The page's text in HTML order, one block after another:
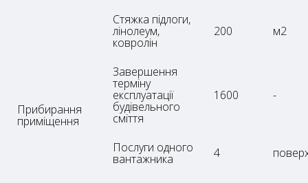
Стяжка підлоги,
лінолеум,
ковролін
200 м2
Прибирання
приміщення
Завершення
терміну
експлуатації
будівельного
сміття
1600 -
Послуги одного
вантажника 4